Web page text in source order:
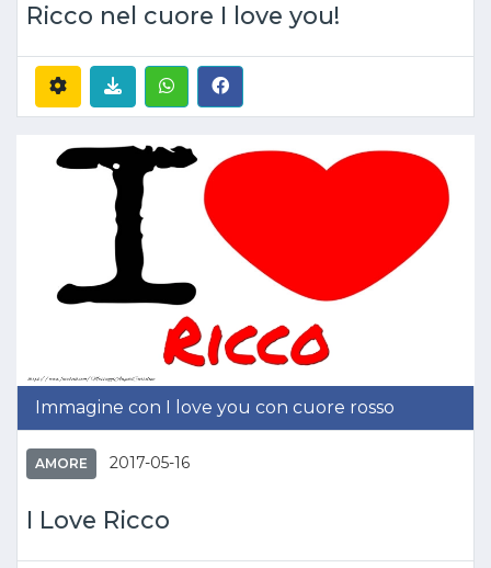
Ricco nel cuore I love you!
Immagine con I love you con cuore rosso
AMORE 2017-05-16
I Love Ricco